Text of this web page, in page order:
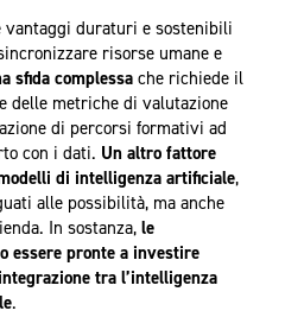
vantaggi duraturi e sostenibili
risorse umane e
sfida complessache richiede il
delle metriche di valutazione
di percorsi formativi ad
con i dati. Un altro fattore
di intelligenza artificiale,
alle possibilità, ma anche
In sostanza, le
essere pronte a investire
tra l’intelligenza
.